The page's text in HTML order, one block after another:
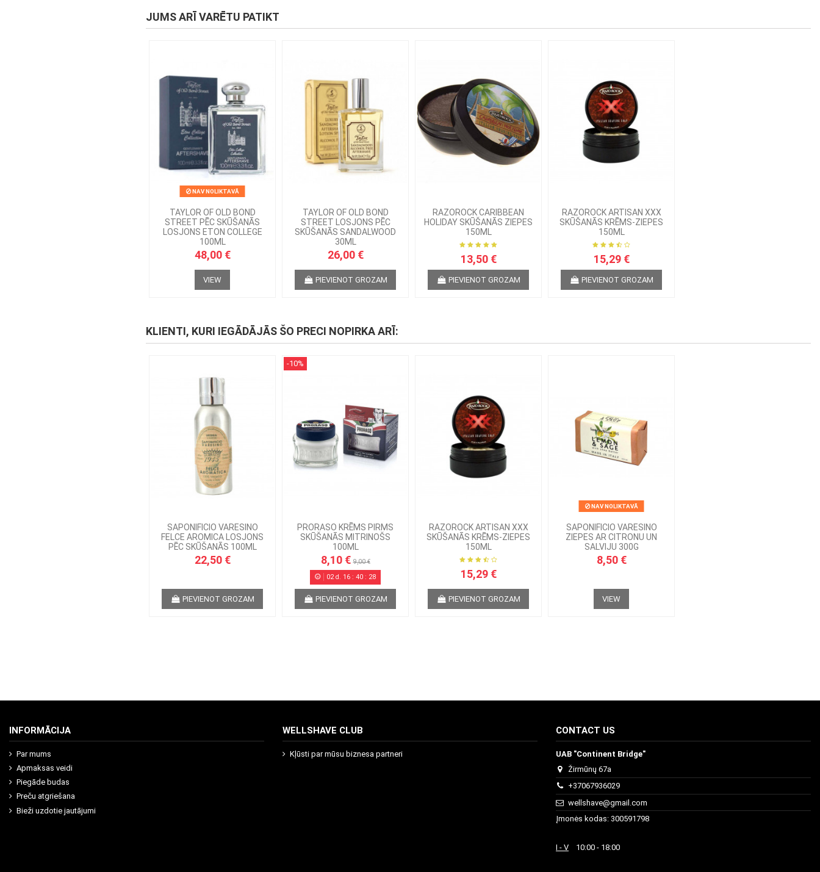
JUMS ARĪ VARĒTU PATIKT
NAV NOLIKTAVĀ
TAYLOR OF OLD BOND
STREET PĒC SKŪŠANĀS
LOSJONS ETON COLLEGE
100ML
48,00 €
VIEW
TAYLOR OF OLD BOND
STREET LOSJONS PĒC
SKŪŠANĀS SANDALWOOD
30ML
26,00 €
PIEVIENOT GROZAM
RAZOROCK CARIBBEAN
HOLIDAY SKŪŠANĀS ZIEPES
150ML
13,50 €
PIEVIENOT GROZAM
RAZOROCK ARTISAN XXX
SKŪŠANĀS KRĒMS-ZIEPES
150ML
15,29 €
PIEVIENOT GROZAM
KLIENTI, KURI IEGĀDĀJĀS ŠO PRECI NOPIRKA ARĪ:
SAPONIFICIO VARESINO
FELCE AROMICA LOSJONS
PĒC SKŪŠANĀS 100ML
22,50 €
PIEVIENOT GROZAM
-10%
PRORASO KRĒMS PIRMS
SKŪŠANĀS MITRINOŠS
100ML
8,10 €9,00 €
02d. 16 :40 : 27
PIEVIENOT GROZAM
RAZOROCK ARTISAN XXX
SKŪŠANĀS KRĒMS-ZIEPES
150ML
15,29 €
PIEVIENOT GROZAM
NAV NOLIKTAVĀ
SAPONIFICIO VARESINO
ZIEPES AR CITRONU UN
SALVIJU 300G
8,50 €
VIEW
INFORMĀCIJA
Par mums
Apmaksas veidi
Piegāde budas
Preču atgriešana
Bieži uzdotie jautājumi
WELLSHAVE CLUB
Kļūsti par mūsu biznesa partneri
CONTACT US
UAB "Continent Bridge"
Žirmūnų 67a
+37067936029
wellshave@gmail.com
Įmonės kodas: 300591798
I - V 10:00 - 18:00